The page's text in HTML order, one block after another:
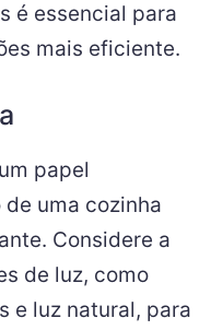
é essencial para
mais eficiente.
papel
uma cozinha
Considere a
de luz, como
e luz natural, para